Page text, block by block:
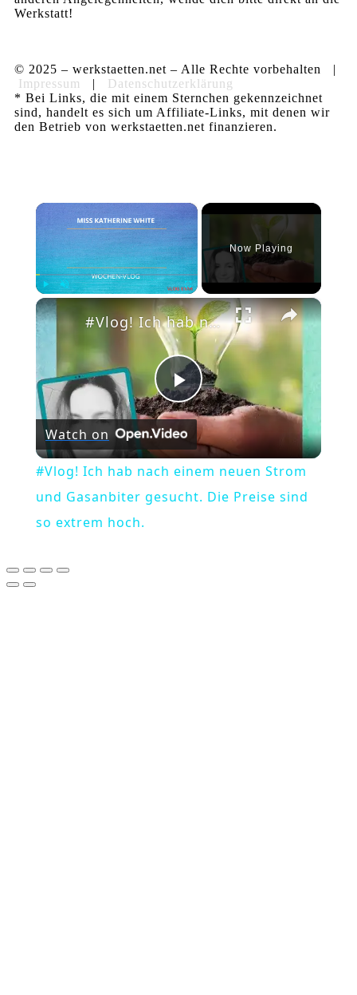
Werkstatt!
© 2025 – werkstaetten.net – Alle Rechte vorbehalten |
Impressum
| Datenschutzerklärung
* Bei Links, die mit einem Sternchen gekennzeichnet
sind, handelt es sich um Affiliate-Links, mit denen wir
den Betrieb von werkstaetten.net finanzieren.
×
Play Fullscreen
Now Playing
×
Play
Video
#Vlog! Ich hab nach einem neuen Strom und Gasanbiter gesucht. Die Preise sind so extrem hoch.
Watch on
#Vlog! Ich hab nach einem neuen Strom
und Gasanbiter gesucht. Die Preise sind
so extrem hoch.